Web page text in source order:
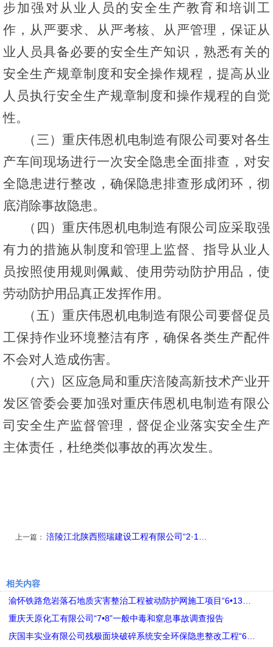
步加强对从业人员的安全生产教育和培训工
作，从严要求、从严考核、从严管理，保证从
业人员具备必要的安全生产知识，熟悉有关的
安全生产规章制度和安全操作规程，提高从业
人员执行安全生产规章制度和操作规程的自觉
性。
（三）重庆伟恩机电制造有限公司要对各生
产车间现场进行一次安全隐患全面排查，对安
全隐患进行整改，确保隐患排查形成闭环，彻
底消除事故隐患。
（四）重庆伟恩机电制造有限公司应采取强
有力的措施从制度和管理上监督、指导从业人
员按照使用规则佩戴、使用劳动防护用品，使
劳动防护用品真正发挥作用。
（五）重庆伟恩机电制造有限公司要督促员
工保持作业环境整洁有序，确保各类生产配件
不会对人造成伤害。
（六）区应急局和重庆涪陵高新技术产业开
发区管委会要加强对重庆伟恩机电制造有限公
司安全生产监督管理，督促企业落实安全生产
主体责任，杜绝类似事故的再次发生。
上一篇： 涪陵江北陕西熙瑞建设工程有限公司“2·1…
相关内容
渝怀铁路危岩落石地质灾害整治工程被动防护网施工项目“6•13…
重庆天原化工有限公司“7•8”一般中毒和窒息事故调查报告
庆国丰实业有限公司残极面块破碎系统安全环保隐患整改工程“6…